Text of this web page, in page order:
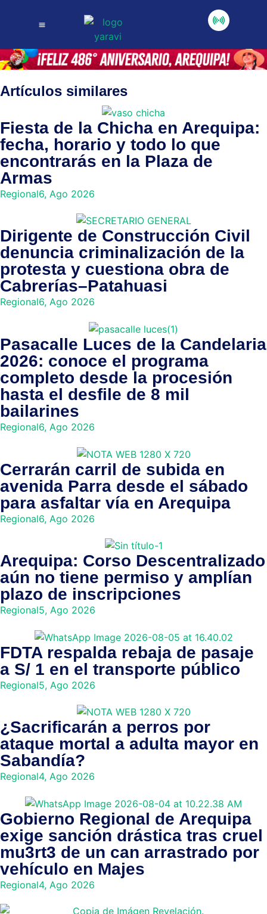
Artículos similares
Fiesta de la Chicha en Arequipa:
fecha, horario y todo lo que
encontrarás en la Plaza de
Armas
Regional6, Ago 2026
Dirigente de Construcción Civil
denuncia criminalización de la
protesta y cuestiona obra de
Cabrerías–Patahuasi
Regional6, Ago 2026
Pasacalle Luces de la Candelaria
2026: conoce el programa
completo desde la procesión
hasta el desfile de 8 mil
bailarines
Regional6, Ago 2026
Cerrarán carril de subida en
avenida Parra desde el sábado
para asfaltar vía en Arequipa
Regional6, Ago 2026
Arequipa: Corso Descentralizado
aún no tiene permiso y amplían
plazo de inscripciones
Regional5, Ago 2026
FDTA respalda rebaja de pasaje
a S/ 1 en el transporte público
Regional5, Ago 2026
¿Sacrificarán a perros por
ataque mortal a adulta mayor en
Sabandía?
Regional4, Ago 2026
Gobierno Regional de Arequipa
exige sanción drástica tras cruel
mu3rt3 de un can arrastrado por
vehículo en Majes
Regional4, Ago 2026